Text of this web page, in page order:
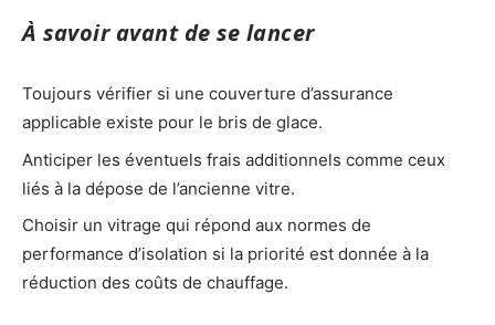
À savoir avant de se lancer
Toujours vérifier si une couverture d’assurance
applicable existe pour le bris de glace.
Anticiper les éventuels frais additionnels comme ceux
liés à la dépose de l’ancienne vitre.
Choisir un vitrage qui répond aux normes de
performance d’isolation si la priorité est donnée à la
réduction des coûts de chauffage.